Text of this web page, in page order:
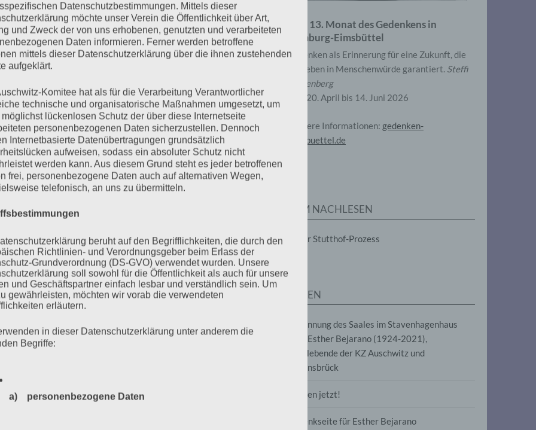
Komitees
1938
mehr ...
Die Kindertransporte nach
39
Die Pogromnacht vom 9. November 1938 war der
mit denen mehr als 10.000 Kinder, die als Juden
und Verfolgung entkamen. Die meisten Kinder sahen
Zum 13. Monat des Gedenkens in
Hamburg-Eimsbüttel
Gedenken als Erinnerung für eine Zukunft, die
ein Leben in Menschenwürde garantiert. Steffi
Wittenberg
Vom 20. April bis 14. Juni 2026
Weitere Informationen: gedenken-
eimsbuettel.de
ZUM NACHLESEN
Der Stutthof-Prozess
SEITEN
Benennung des Saales im Stavenhagenhaus
nach Esther Bejarano (1924-2021),
Überlebende der KZ Auschwitz und
Ravensbrück
Frieden jetzt!
Gedenkseite für Esther Bejarano
Datenschutzbestimmungen. Mittels dieser
möchte unser Verein die Öffentlichkeit über Art,
und Zweck der von uns erhobenen, genutzten und verarbeiteten
Daten informieren. Ferner werden betroffene
mittels dieser Datenschutzerklärung über die ihnen zustehenden
aufgeklärt.
Komitee hat als für die Verarbeitung Verantwortlicher
technische und organisatorische Maßnahmen umgesetzt, um
lückenlosen Schutz der über diese Internetseite
personenbezogenen Daten sicherzustellen. Dennoch
Internetbasierte Datenübertragungen grundsätzlich
aufweisen, sodass ein absoluter Schutz nicht
werden kann. Aus diesem Grund steht es jeder betroffenen
frei, personenbezogene Daten auch auf alternativen Wegen,
telefonisch, an uns zu übermitteln.
beruht auf den Begrifflichkeiten, die durch den
Richtlinien- und Verordnungsgeber beim Erlass der
Grundverordnung (DS-GVO) verwendet wurden. Unsere
soll sowohl für die Öffentlichkeit als auch für unsere
und Geschäftspartner einfach lesbar und verständlich sein. Um
gewährleisten, möchten wir vorab die verwendeten
erläutern.
in dieser Datenschutzerklärung unter anderem die
Begriffe:
a) personenbezogene Daten